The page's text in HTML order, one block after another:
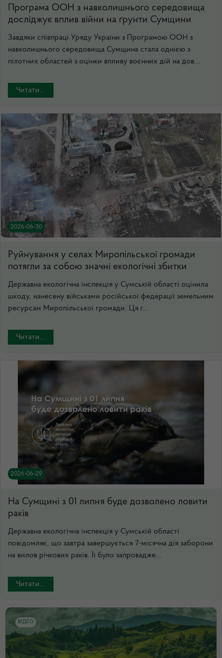
Програма ООН з навколишнього середовища
досліджує вплив війни на ґрунти Сумщини
Завдяки співпраці Уряду України з Програмою ООН з
навколишнього середовища Сумщина стала однією з
пілотних областей з оцінки впливу воєнних дій на дов...
Читати...
2026-06-30
Руйнування у селах Миропільської громади
потягли за собою значні екологічні збитки
Державна екологічна інспекція у Сумській області оцінила
шкоду, нанесену військами російської федерації земельним
ресурсам Миропільської громади. Ця г...
Читати...
2026-06-29
На Сумщині з 01 липня буде дозволено ловити
раків
Державна екологічна інспекція у Сумській області
повідомляє, що завтра завершується 7-місячна дія заборони
на вилов річкових раків. Її було запровадже...
Читати...
ВІДЕО